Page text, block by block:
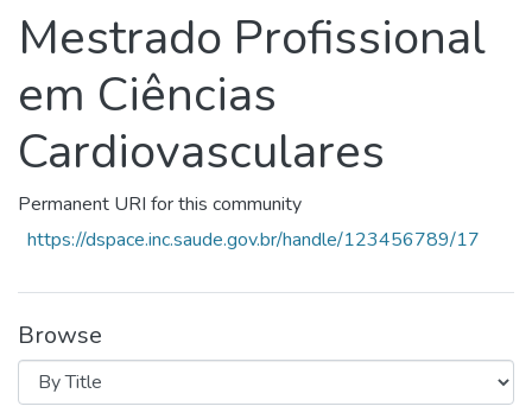
Mestrado Profissional
em Ciências
Cardiovasculares
Permanent URI for this community
https://dspace.inc.saude.gov.br/handle/123456789/17
Browse